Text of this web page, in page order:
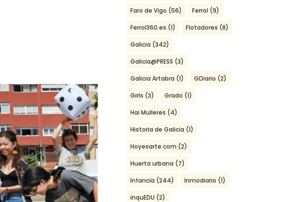
Faro de Vigo (56) Ferrol (9)
Ferrol360.es (1) Flotadores (8)
Galicia (342)
Galicia@PRESS (3)
Galicia Artabra (1) GDiario (2)
Girls (3) Grado (1)
Hai Mulleres (4)
Historia de Galicia (1)
Hoyesarte.com (2)
Huerta urbana (7)
Infancia (244) Inmodiario (1)
inquEDU (2)